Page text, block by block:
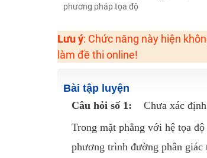
Khuyến Mãi Khoá Học 1K Chỉ Từ 11-
Khai giảng các khóa lớp 9 Toán - Lý -
Khai giảng khóa Ngữ văn 7 - xây nền
phương pháp tọa độ
Lưu ý: Chức năng này hiện
làm đề thi online!
Bài tập luyện
Câu hỏi số 1:
Chưa xác định
Trong mặt phẳng với hệ tọa
phương trình đường phân giác